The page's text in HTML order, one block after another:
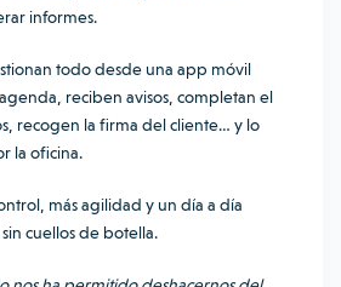
informes.
todo desde una app móvil
reciben avisos, completan el
recogen la firma del cliente… y lo
la oficina.
más agilidad y un día a día
cuellos de botella.